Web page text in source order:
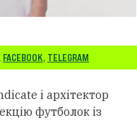
, FACEBOOK, TELEGRAM
і архітектор
футболок із